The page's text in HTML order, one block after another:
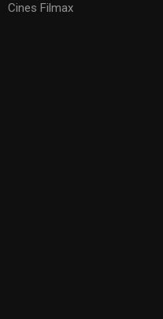
Cines Filmax